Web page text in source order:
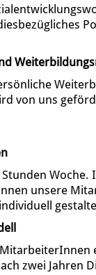
von uns
Woche.
unsere
zwei Jahren